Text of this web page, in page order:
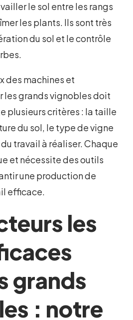
le sol entre les rangs
les plants. Ils sont très
du sol et le contrôle
des machines et
les grands vignobles doit
plusieurs critères : la taille
du sol, le type de vigne
travail à réaliser. Chaque
et nécessite des outils
une production de
efficace.
les
grands
: notre